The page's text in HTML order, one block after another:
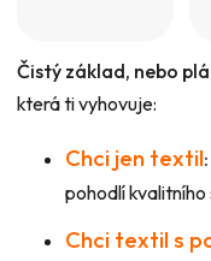
Čistý základ, nebo
která ti vyhovuje:
Chci jen textil:
pohodlí
Chci textil s